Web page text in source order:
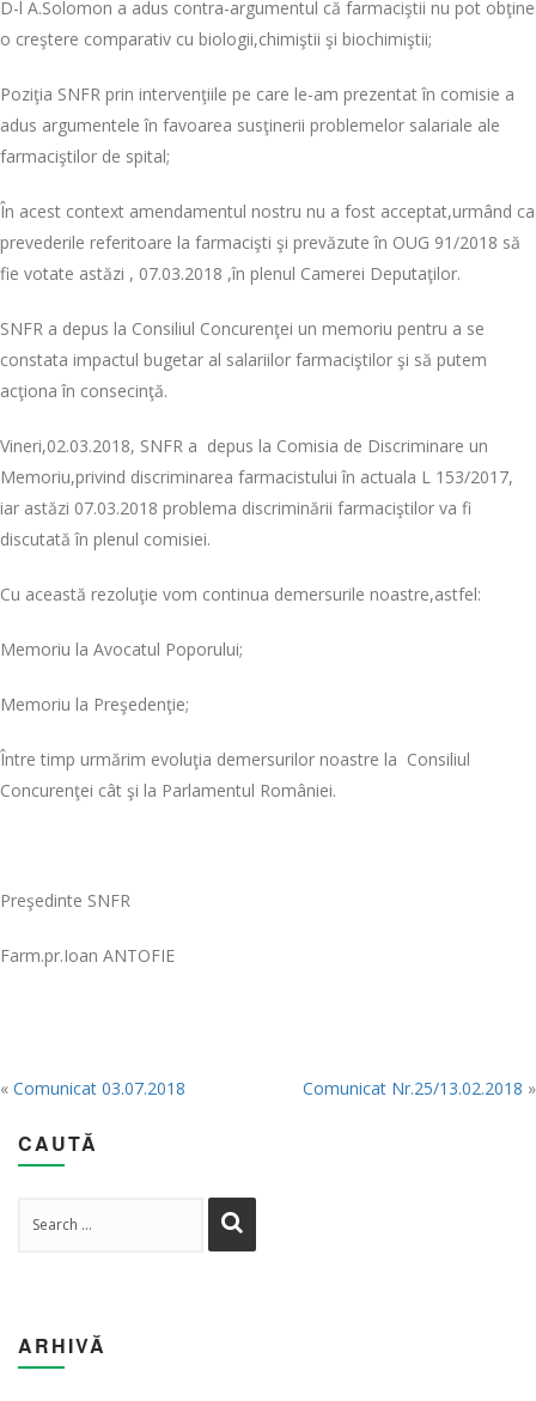
D-l A.Solomon a adus contra-argumentul că farmaciştii nu pot obţine
o creştere comparativ cu biologii,chimiştii şi biochimiştii;
Poziţia SNFR prin intervenţiile pe care le-am prezentat în comisie a
adus argumentele în favoarea susţinerii problemelor salariale ale
farmaciştilor de spital;
În acest context amendamentul nostru nu a fost acceptat,urmând ca
prevederile referitoare la farmacişti şi prevăzute în OUG 91/2018 să
fie votate astăzi , 07.03.2018 ,în plenul Camerei Deputaţilor.
SNFR a depus la Consiliul Concurenţei un memoriu pentru a se
constata impactul bugetar al salariilor farmaciştilor şi să putem
acţiona în consecinţă.
Vineri,02.03.2018, SNFR a depus la Comisia de Discriminare un
Memoriu,privind discriminarea farmacistului în actuala L 153/2017,
iar astăzi 07.03.2018 problema discriminării farmaciştilor va fi
discutată în plenul comisiei.
Cu această rezoluţie vom continua demersurile noastre,astfel:
Memoriu la Avocatul Poporului;
Memoriu la Preşedenţie;
Între timp urmărim evoluţia demersurilor noastre la Consiliul
Concurenţei cât şi la Parlamentul României.
Preşedinte SNFR
Farm.pr.Ioan ANTOFIE
« Comunicat 03.07.2018 Comunicat Nr.25/13.02.2018 »
CAUTĂ
ARHIVĂ